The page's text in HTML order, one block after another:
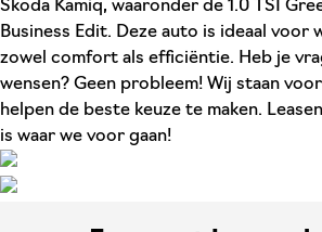
Škoda Kamiq, waaronder de 1.0 TSI
Business Edit. Deze auto is ideaal voor
zowel comfort als efficiëntie. Heb je
wensen? Geen probleem! Wij staan
helpen de beste keuze te maken.
is waar we voor gaan!